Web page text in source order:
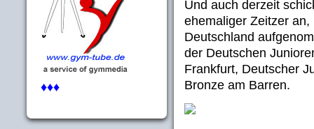
♦♦♦
Und auch derzeit
ehemaliger Zeitzer
Deutschland
der Deutschen
Frankfurt, Deutscher
Bronze am Barren.